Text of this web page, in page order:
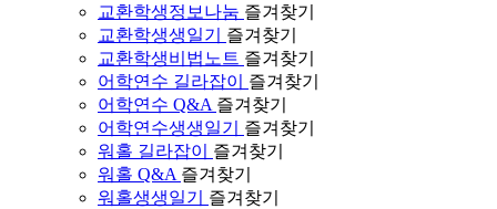
교환학생정보나눔 즐겨찾기
교환학생생일기
즐겨찾기
교환학생비법노트 즐겨찾기
어학연수 길라잡이
즐겨찾기
어학연수 Q&A 즐겨찾기
어학연수생생일기
즐겨찾기
워홀 길라잡이
즐겨찾기
워홀 Q&A 즐겨찾기
워홀생생일기
즐겨찾기